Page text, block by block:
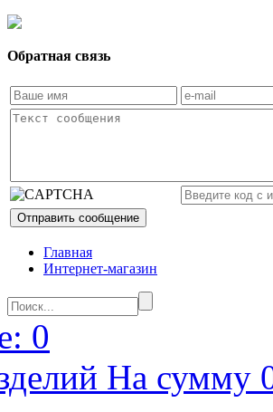
Обратная связь
Главная
Интернет-магазин
0
На сумму